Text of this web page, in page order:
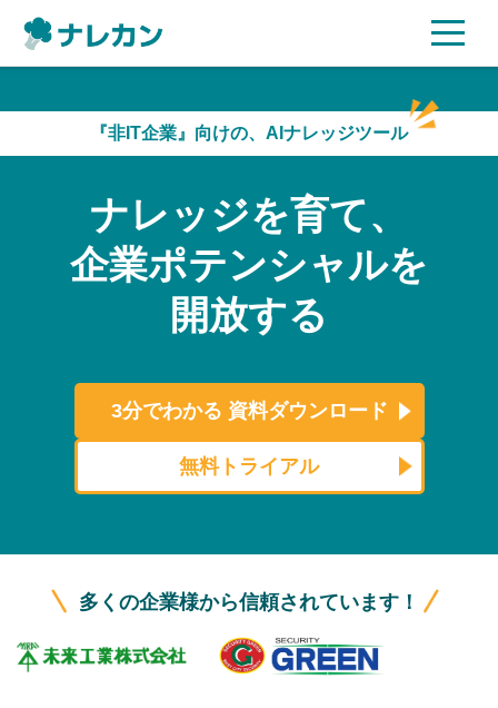
AI機能
ご利用企業様の声
セキュリティ
よくある質問
資料ダウンロード
ログイン
『非IT企業』向けの、AIナレッジツール
ナレッジを育て、
企業ポテンシャルを
開放する
3分でわかる 資料ダウンロード
無料トライアル
多くの企業様から信頼されています！